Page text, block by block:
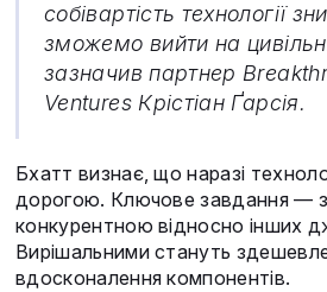
собівартість технології
зможемо вийти на
зазначив партнер
Ventures Крістіан Ґарсія.
Бхатт визнає, що наразі
дорогою. Ключове завдання —
конкурентною відносно інших
Вирішальними стануть
вдосконалення компонентів.